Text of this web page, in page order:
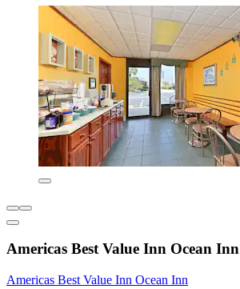
Americas Best Value Inn Ocean Inn
Americas Best Value Inn Ocean Inn